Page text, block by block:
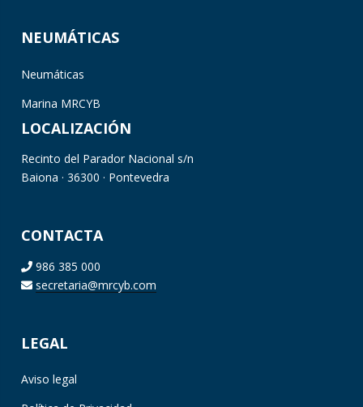
NEUMÁTICAS
Neumáticas
Marina MRCYB
LOCALIZACIÓN
Recinto del Parador Nacional s/n
Baiona · 36300 · Pontevedra
CONTACTA
986 385 000
secretaria@mrcyb.com
LEGAL
Aviso legal